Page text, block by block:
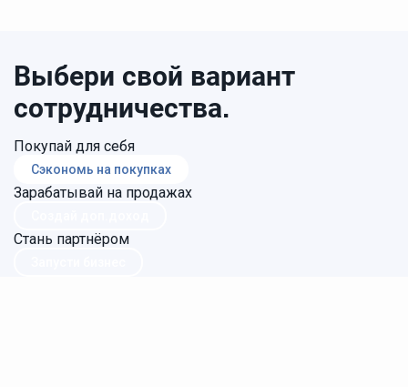
Выбери свой вариант
сотрудничества.
Покупай для себя
Сэкономь на покупках
Зарабатывай на продажах
Стань партнёром